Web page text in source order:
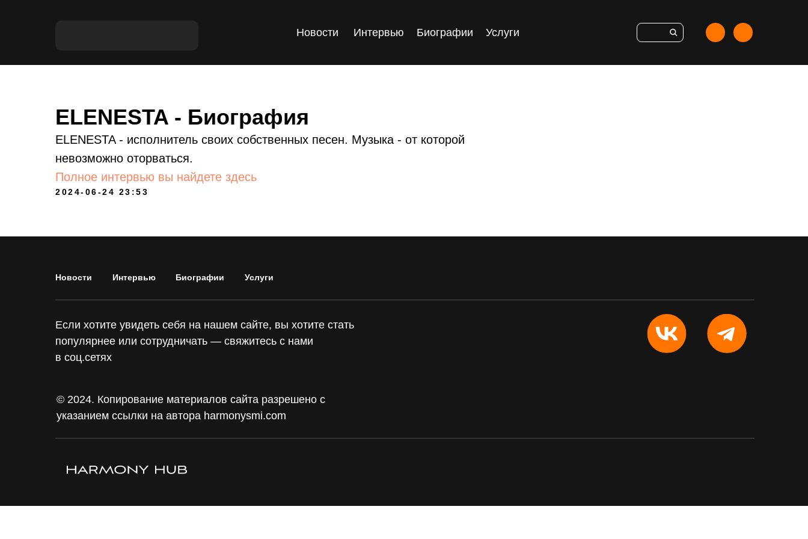
Услуги
Биографии
Интервью
Новости
ELENESTA - Биография
ELENESTA - исполнитель своих собственных песен. Музыка - от которой
невозможно оторваться.
Полное интервью вы найдете здесь
2024-06-24 23:53
Услуги
Биографии
Интервью
Новости
Если хотите увидеть себя на нашем сайте, вы хотите стать
популярнее или сотрудничать — свяжитесь с нами
в соц.сетях
© 2024. Копирование материалов сайта разрешено с
указанием ссылки на автора harmonysmi.com